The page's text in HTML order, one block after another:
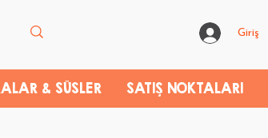
& SÜSLER SATIŞ NOKTALARI
Giriş